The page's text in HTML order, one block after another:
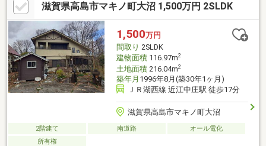
滋賀県高島市マキノ町大沼 1,500万円 2SLDK
1,500万円
間取り 2SLDK
建物面積116.97m2
土地面積216.04m2
築年月 1996年8月(築30年1ヶ月)
ＪＲ湖西線 近江中庄駅 徒歩17分
滋賀県高島市マキノ町大沼
2階建て 南道路
オール電化
所有権